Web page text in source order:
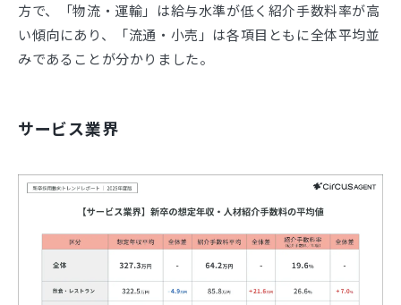
方で、「物流・運輸」は給与水準が低く紹介手数料率が高
い傾向にあり、「流通・小売」は各項目ともに全体平均並
みであることが分かりました。
サービス業界